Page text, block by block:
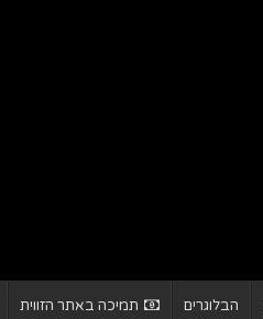
הבלוגרים תמיכה באתר הזווית